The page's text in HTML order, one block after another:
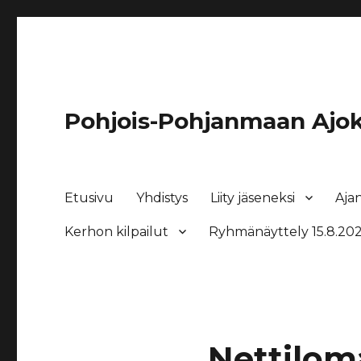
Pohjois-Pohjanmaan
Etusivu Yhdistys Liity jäseneksi
Kerhon kilpailut Ryhmänäyttely